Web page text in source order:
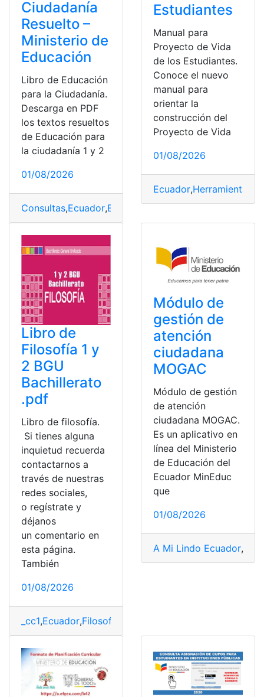
Ciudadanía
Resuelto –
Ministerio de
Educación
Libro de Educación
para la Ciudadanía.
Descarga en PDF
los textos resueltos
de Educación para
la ciudadanía 1 y 2
01/08/2026
Consultas,Ecuador,Educación,Libros,Libros resueltos
Estudiantes
Manual para
Proyecto de Vida
de los Estudiantes.
Conoce el nuevo
manual para
orientar la
construcción del
Proyecto de Vida
01/08/2026
Ecuador,Herramientas
Libro de
Filosofía 1 y
2 BGU
Bachillerato
.pdf
Libro de filosofía.
Si tienes alguna
inquietud recuerda
contactarnos a
través de nuestras
redes sociales,
o regístrate y
déjanos
un comentario en
esta página.
También
01/08/2026
_cc1,Ecuador,Filosofía
Módulo de
gestión de
atención
ciudadana
MOGAC
Módulo de gestión
de atención
ciudadana MOGAC.
Es un aplicativo en
línea del Ministerio
de Educación del
Ecuador MinEduc
que
01/08/2026
A Mi Lindo Ecuador,